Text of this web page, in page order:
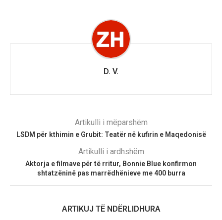
D. V.
Artikulli i mëparshëm
LSDM për kthimin e Grubit: Teatër në kufirin e Maqedonisë
Artikulli i ardhshëm
Aktorja e filmave për të rritur, Bonnie Blue konfirmon
shtatzëninë pas marrëdhënieve me 400 burra
ARTIKUJ TË NDËRLIDHURA